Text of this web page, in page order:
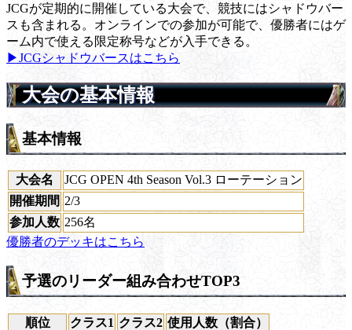
JCGが定期的に開催している大会で、競技にはシャドウバー
スも含まれる。オンラインでの参加が可能で、優勝者にはゲ
ーム内で使える限定称号などが入手できる。
▶JCGシャドウバースはこちら
大会の基本情報
基本情報
大会名
JCG OPEN 4th Season Vol.3 ローテーション
開催期間 2/3
参加人数 256名
優勝者のデッキはこちら
予選のリーダー組み合わせTOP3
順位 クラス1 クラス2 使用人数（割合）